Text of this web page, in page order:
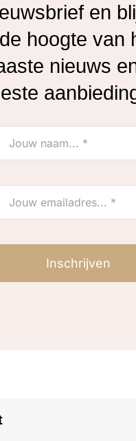
en
de hoogte van
nieuws
Inschrijven